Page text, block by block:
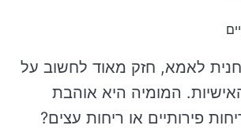
לאמא, חזק מאוד לחשוב על
המומיה היא אוהבת
פירותיים או ריחות עצים?